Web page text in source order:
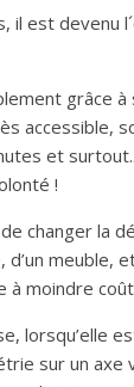
il est devenu
grâce à
accessible,
et
!
changer la
d’un meuble,
à moindre
lorsqu’elle
sur un axe